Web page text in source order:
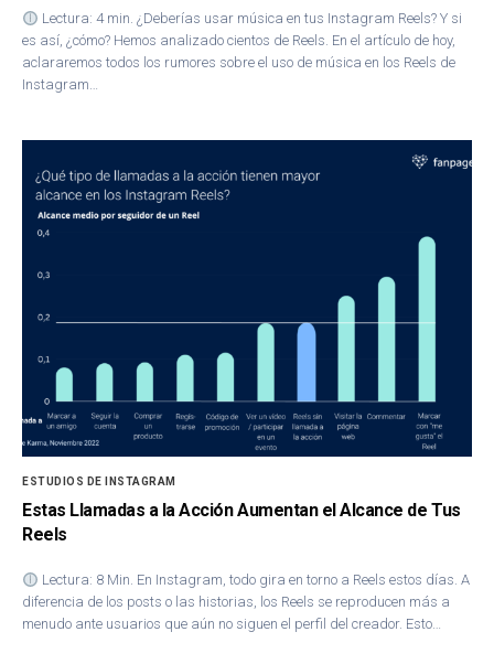
Lectura: 4 min. ¿Deberías usar música en tus Instagram Reels? Y si
es así, ¿cómo? Hemos analizado cientos de Reels. En el artículo de hoy,
aclararemos todos los rumores sobre el uso de música en los Reels de
Instagram…
ESTUDIOS DE INSTAGRAM
Estas Llamadas a la Acción Aumentan el Alcance de Tus
Reels
Lectura: 8 Min. En Instagram, todo gira en torno a Reels estos días. A
diferencia de los posts o las historias, los Reels se reproducen más a
menudo ante usuarios que aún no siguen el perfil del creador. Esto…